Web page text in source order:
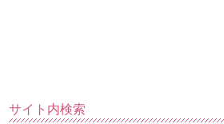
サイト内検索